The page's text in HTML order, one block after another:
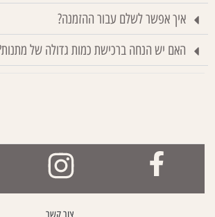
איך אפשר לשלם עבור ההזמנה?
האם יש הנחה ברכישת כמות גדולה של מתנות?